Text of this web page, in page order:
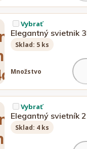
Vybrať
Elegantný svietnik
Sklad: 5 ks
Množstvo
Vybrať
Elegantný svietník
Sklad: 4 ks